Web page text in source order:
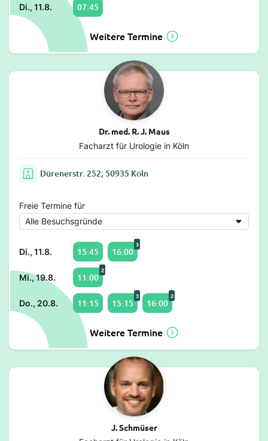
Di., 11.8. 07:45
Weitere Termine
Dr. med. R. J. Maus
Facharzt für Urologie in Köln
Dürenerstr. 252, 50935 Köln
Freie Termine für
Di., 11.8. 15:45 16:00
3
Mi., 19.8. 11:00
2
Do., 20.8. 11:15 15:15
3
16:00
2
Weitere Termine
J. Schmüser